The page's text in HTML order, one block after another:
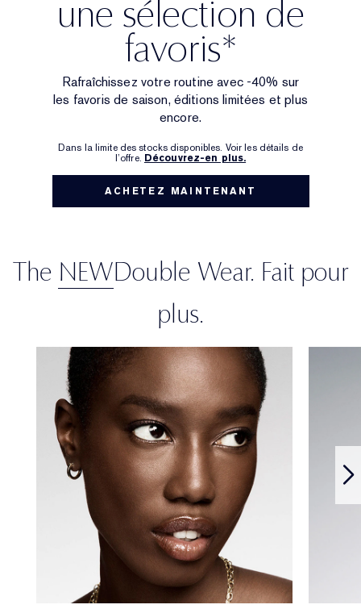
Traitement ciblé
Resilience Multi-Effect
Collection Pink Ribbon
Essentiels SPF
La beauté rechargeable
Démaquillant
Recharges de maquillage
Chercheur de Fond de Teint
La beauté rechargeable
White Linen
Private Collection
La maison d’Estée Lauder
Wild Geranium
Tuberose Gardenia
Coffrets et cadeaux AERIN
Trouvez votre parfum
Le Monde d'AERIN
une sélection de
favoris*
Rafraîchissez votre routine avec -40% sur
les favoris de saison, éditions limitées et plus
encore.
Dans la limite des stocks disponibles. Voir les détails de
l’offre. Découvrez-en plus.
ACHETEZ MAINTENANT
The NEWDouble Wear. Fait pour
plus.